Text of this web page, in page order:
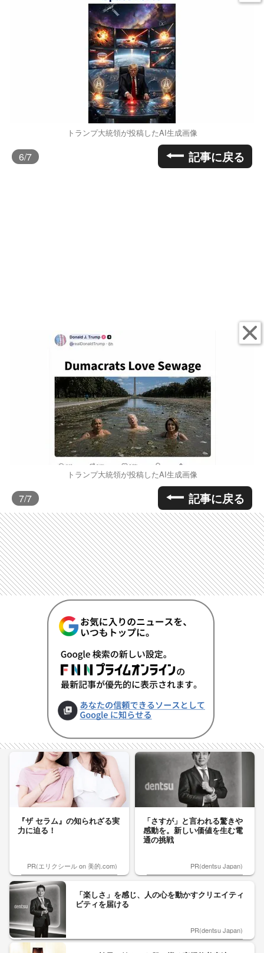
トランプ大統領が投稿したAI生成画像
6/7 記事に戻る
トランプ大統領が投稿したAI生成画像
7/7 記事に戻る
『ザ セラム』の知られざる実
力に迫る！
PR(エリクシール on 美的.com)
「さすが」と言われる驚きや
感動を。新しい価値を生む電
通の挑戦
PR(dentsu Japan)
「楽しさ」を感じ、人の心を動かすクリエイティ
ビティを届ける
PR(dentsu Japan)